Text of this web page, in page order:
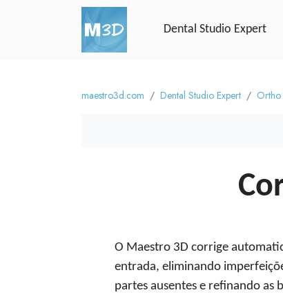
Dental Studio Expert
maestro3d.com Dental Studio Expert
O Maestro 3D corrige
entrada, eliminando
partes ausentes e refinando as